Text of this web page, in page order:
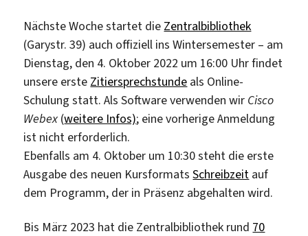
Nächste Woche startet die Zentralbibliothek
(Garystr. 39) auch offiziell ins Wintersemester – am
Dienstag, den 4. Oktober 2022 um 16:00 Uhr findet
unsere erste Zitiersprechstunde als Online-
Schulung statt. Als Software verwenden wir Cisco
Webex (weitere Infos); eine vorherige Anmeldung
ist nicht erforderlich.
Ebenfalls am 4. Oktober um 10:30 steht die erste
Ausgabe des neuen KursformatsSchreibzeit auf
dem Programm, der in Präsenz abgehalten wird.
Bis März 2023 hat die Zentralbibliothek rund 70